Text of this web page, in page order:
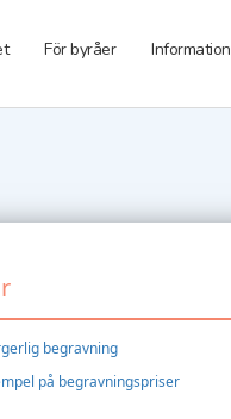
För byråer Information
begravning
på begravningspriser